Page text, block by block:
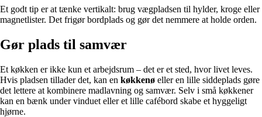
Et godt tip er at tænke vertikalt: brug vægpladsen til hylder, kroge eller
magnetlister. Det frigør bordplads og gør det nemmere at holde orden.
Gør plads til samvær
Et køkken er ikke kun et arbejdsrum – det er et sted, hvor livet leves.
Hvis pladsen tillader det, kan en køkkenø eller en lille siddeplads gøre
det lettere at kombinere madlavning og samvær. Selv i små køkkener
kan en bænk under vinduet eller et lille cafébord skabe et hyggeligt
hjørne.